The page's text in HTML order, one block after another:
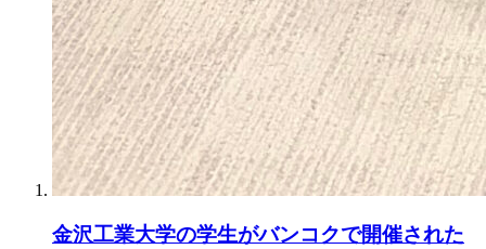
金沢工業大学の学生がバンコクで開催された